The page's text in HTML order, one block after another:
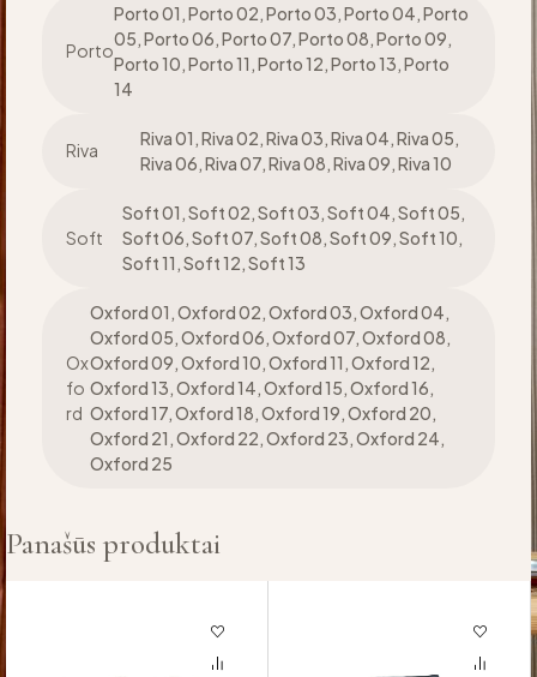
Porto
Porto 01, Porto 02, Porto 03, Porto 04, Porto
05, Porto 06, Porto 07, Porto 08, Porto 09,
Porto 10, Porto 11, Porto 12, Porto 13, Porto
14
Riva
Riva 01, Riva 02, Riva 03, Riva 04, Riva 05,
Riva 06, Riva 07, Riva 08, Riva 09, Riva 10
Soft
Soft 01, Soft 02, Soft 03, Soft 04, Soft 05,
Soft 06, Soft 07, Soft 08, Soft 09, Soft 10,
Soft 11, Soft 12, Soft 13
Ox
fo
rd
Oxford 01, Oxford 02, Oxford 03, Oxford 04,
Oxford 05, Oxford 06, Oxford 07, Oxford 08,
Oxford 09, Oxford 10, Oxford 11, Oxford 12,
Oxford 13, Oxford 14, Oxford 15, Oxford 16,
Oxford 17, Oxford 18, Oxford 19, Oxford 20,
Oxford 21, Oxford 22, Oxford 23, Oxford 24,
Oxford 25
Panašūs produktai